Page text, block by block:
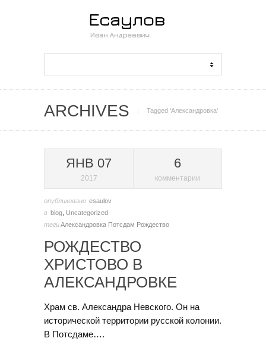
ARCHIVES Tagged ‘Александровка‘
ЯНВ 07
2017
6
комментарии
опубликовано esaulov
в blog Uncategorized
тегиАлександровка Потсдам Рождество
РОЖДЕСТВО
ХРИСТОВО В
АЛЕКСАНДРОВКЕ
Храм св. Александра Невского. Он на
исторической территории русской колонии.
В Потсдаме….